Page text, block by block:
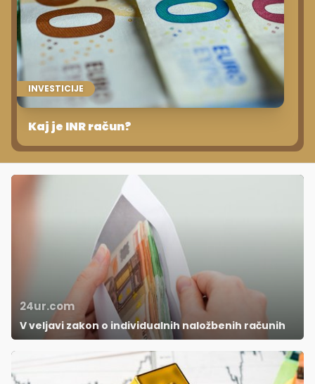
INVESTICIJE
Kaj je INR račun?
24ur.com
V veljavi zakon o individualnih naložbenih računih